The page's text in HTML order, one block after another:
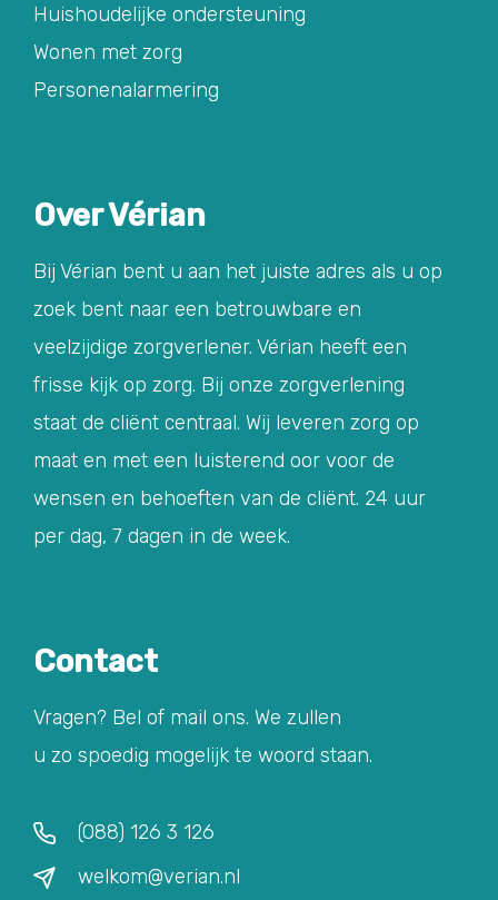
Huishoudelijke ondersteuning
Wonen met zorg
Personenalarmering
Over Vérian
Bij Vérian bent u aan het juiste adres als u op
zoek bent naar een betrouwbare en
veelzijdige zorgverlener. Vérian heeft een
frisse kijk op zorg. Bij onze zorgverlening
staat de cliënt centraal. Wij leveren zorg op
maat en met een luisterend oor voor de
wensen en behoeften van de cliënt. 24 uur
per dag, 7 dagen in de week.
Contact
Vragen? Bel of mail ons. We zullen
u zo spoedig mogelijk te woord staan.
(088) 126 3 126
welkom@verian.nl